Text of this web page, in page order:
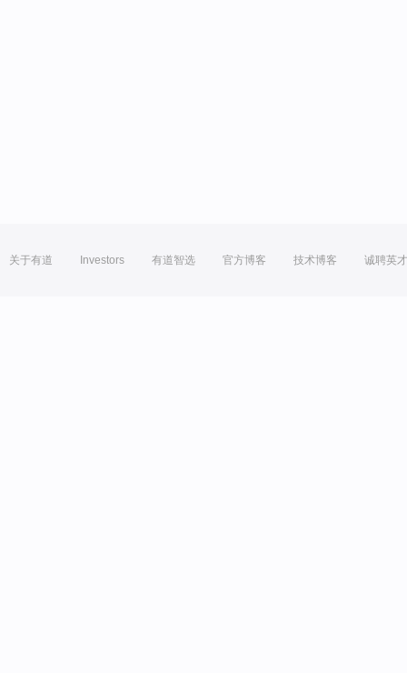
关于有道 Investors 有道智选 官方博客 技术博客 诚聘英才